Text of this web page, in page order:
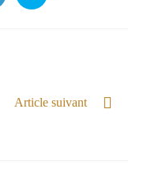
Article suivant